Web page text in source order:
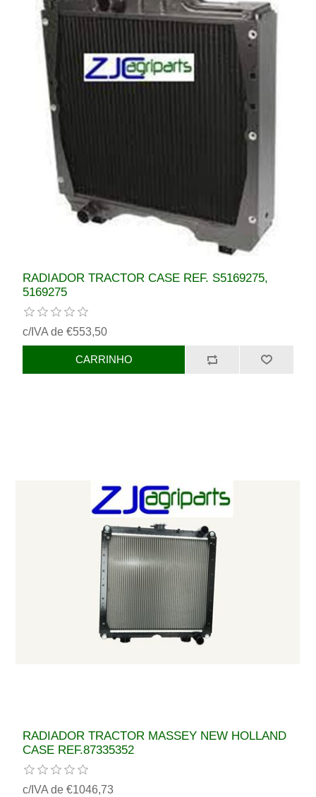
RADIADOR TRACTOR CASE REF. S5169275,
5169275
c/IVA de €553,50
RADIADOR TRACTOR MASSEY NEW HOLLAND
CASE REF.87335352
c/IVA de €1046,73